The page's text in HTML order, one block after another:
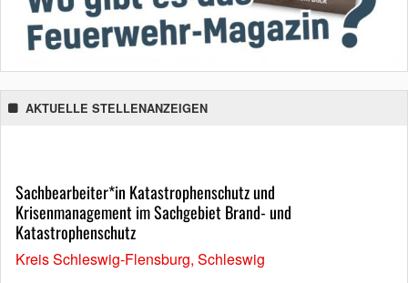
AKTUELLE STELLENANZEIGEN
Sachbearbeiter*in Katastrophenschutz und
Krisenmanagement im Sachgebiet Brand- und
Katastrophenschutz
Kreis Schleswig-Flensburg, Schleswig